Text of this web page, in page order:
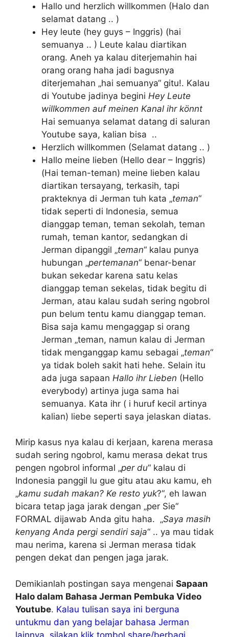
Hallo und herzlich willkommen (Halo dan
selamat datang .. )
Hey leute (hey guys – Inggris) (hai
semuanya .. ) Leute kalau diartikan
orang. Aneh ya kalau diterjemahin hai
orang orang haha jadi bagusnya
diterjemahan „hai semuanya“ gitu!. Kalau
di Youtube jadinya begini Hey Leute
willkommen auf meinen Kanal ihr könnt
Hai semuanya selamat datang di saluran
Youtube saya, kalian bisa ..
Herzlich willkommen (Selamat datang .. )
Hallo meine lieben (Hello dear – Inggris)
(Hai teman-teman) meine lieben kalau
diartikan tersayang, terkasih, tapi
prakteknya di Jerman tuh kata „teman“
tidak seperti di Indonesia, semua
dianggap teman, teman sekolah, teman
rumah, teman kantor, sedangkan di
Jerman dipanggil „teman“ kalau punya
hubungan „pertemanan“ benar-benar
bukan sekedar karena satu kelas
dianggap teman sekelas, tidak begitu di
Jerman, atau kalau sudah sering ngobrol
pun belum tentu kamu dianggap teman.
Bisa saja kamu mengaggap si orang
Jerman „teman, namun kalau di Jerman
tidak menganggap kamu sebagai „teman“
ya tidak boleh sakit hati hehe. Selain itu
ada juga sapaan Hallo ihr Lieben (Hello
everybody) artinya juga sama hai
semuanya. Kata ihr ( i huruf kecil artinya
kalian) liebe seperti saya jelaskan diatas.
Mirip kasus nya kalau di kerjaan, karena merasa
sudah sering ngobrol, kamu merasa dekat trus
pengen ngobrol informal „per du“ kalau di
Indonesia panggil lu gue gitu atau aku kamu, eh
„kamu sudah makan? Ke resto yuk?“, eh lawan
bicara tetap jaga jarak dengan „per Sie“
FORMAL dijawab Anda gitu haha. „Saya masih
kenyang Anda pergi sendiri saja“ .. ya mau tidak
mau nerima, karena si Jerman merasa tidak
pengen dekat dan pengen jaga jarak.
Demikianlah postingan saya mengenai Sapaan
Halo dalam Bahasa Jerman Pembuka Video
Youtube. Kalau tulisan saya ini berguna
untukmu dan yang belajar bahasa Jerman
lainnya, silakan klik tombol share/berbagi